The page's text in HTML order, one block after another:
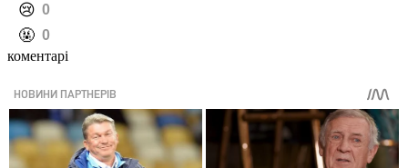
️😢 0
️🤬 0
коментарі